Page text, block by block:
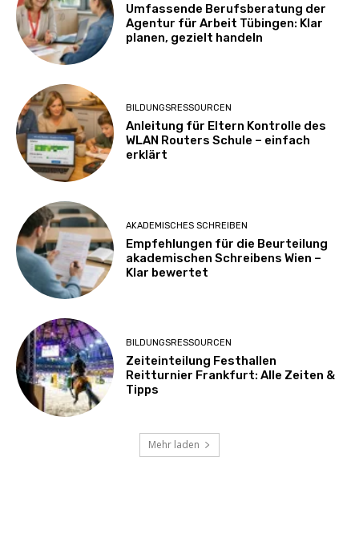
Umfassende Berufsberatung der
Agentur für Arbeit Tübingen: Klar
planen, gezielt handeln
BILDUNGSRESSOURCEN
Anleitung für Eltern Kontrolle des
WLAN Routers Schule – einfach
erklärt
AKADEMISCHES SCHREIBEN
Empfehlungen für die Beurteilung
akademischen Schreibens Wien –
Klar bewertet
BILDUNGSRESSOURCEN
Zeiteinteilung Festhallen
Reitturnier Frankfurt: Alle Zeiten &
Tipps
Mehr laden